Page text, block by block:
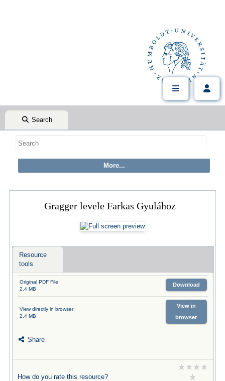
Search
Gragger levele Farkas Gyulához
Resource
tools
Original PDF File
2.4 MB
Download
View directly in browser
2.4 MB
View in
browser
Share
How do you rate this resource?